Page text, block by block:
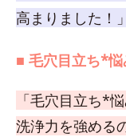
高まりました！
■ 毛穴目立ち*悩
「毛穴目立ち*
洗浄力を強める